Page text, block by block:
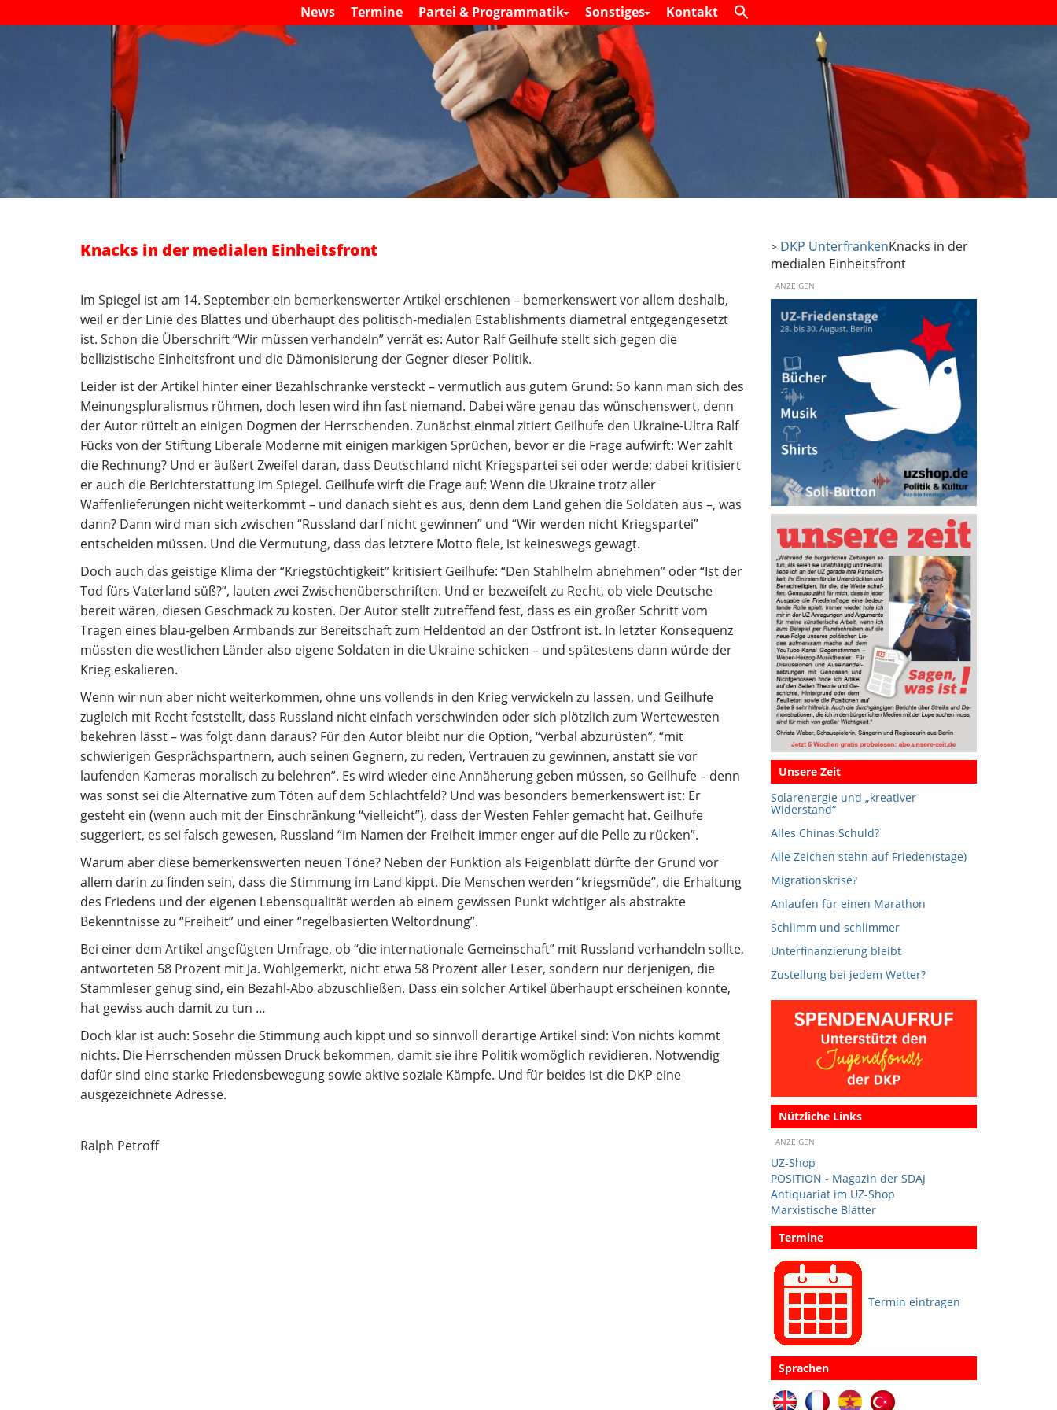
M
a
i
n
m
e
n
u
S
k
i
p
t
o
c
o
n
t
e
n
News Termine Partei & Programmatik Sonstiges Kontakt
Knacks in der medialen Einheitsfront
Im Spiegel ist am 14. September ein bemerkenswerter Artikel erschienen – bemerkenswert vor allem deshalb,
weil er der Linie des Blattes und überhaupt des politisch-medialen Establishments diametral entgegengesetzt
ist. Schon die Überschrift “Wir müssen verhandeln” verrät es: Autor Ralf Geilhufe stellt sich gegen die
bellizistische Einheitsfront und die Dämonisierung der Gegner dieser Politik.
Leider ist der Artikel hinter einer Bezahlschranke versteckt – vermutlich aus gutem Grund: So kann man sich des
Meinungspluralismus rühmen, doch lesen wird ihn fast niemand. Dabei wäre genau das wünschenswert, denn
der Autor rüttelt an einigen Dogmen der Herrschenden. Zunächst einmal zitiert Geilhufe den Ukraine-Ultra Ralf
Fücks von der Stiftung Liberale Moderne mit einigen markigen Sprüchen, bevor er die Frage aufwirft: Wer zahlt
die Rechnung? Und er äußert Zweifel daran, dass Deutschland nicht Kriegspartei sei oder werde; dabei kritisiert
er auch die Berichterstattung im Spiegel. Geilhufe wirft die Frage auf: Wenn die Ukraine trotz aller
Waffenlieferungen nicht weiterkommt – und danach sieht es aus, denn dem Land gehen die Soldaten aus –, was
dann? Dann wird man sich zwischen “Russland darf nicht gewinnen” und “Wir werden nicht Kriegspartei”
entscheiden müssen. Und die Vermutung, dass das letztere Motto fiele, ist keineswegs gewagt.
Doch auch das geistige Klima der “Kriegstüchtigkeit” kritisiert Geilhufe: “Den Stahlhelm abnehmen” oder “Ist der
Tod fürs Vaterland süß?”, lauten zwei Zwischenüberschriften. Und er bezweifelt zu Recht, ob viele Deutsche
bereit wären, diesen Geschmack zu kosten. Der Autor stellt zutreffend fest, dass es ein großer Schritt vom
Tragen eines blau-gelben Armbands zur Bereitschaft zum Heldentod an der Ostfront ist. In letzter Konsequenz
müssten die westlichen Länder also eigene Soldaten in die Ukraine schicken – und spätestens dann würde der
Krieg eskalieren.
Wenn wir nun aber nicht weiterkommen, ohne uns vollends in den Krieg verwickeln zu lassen, und Geilhufe
zugleich mit Recht feststellt, dass Russland nicht einfach verschwinden oder sich plötzlich zum Wertewesten
bekehren lässt – was folgt dann daraus? Für den Autor bleibt nur die Option, “verbal abzurüsten”, “mit
schwierigen Gesprächspartnern, auch seinen Gegnern, zu reden, Vertrauen zu gewinnen, anstatt sie vor
laufenden Kameras moralisch zu belehren”. Es wird wieder eine Annäherung geben müssen, so Geilhufe – denn
was sonst sei die Alternative zum Töten auf dem Schlachtfeld? Und was besonders bemerkenswert ist: Er
gesteht ein (wenn auch mit der Einschränkung “vielleicht”), dass der Westen Fehler gemacht hat. Geilhufe
suggeriert, es sei falsch gewesen, Russland “im Namen der Freiheit immer enger auf die Pelle zu rücken”.
Warum aber diese bemerkenswerten neuen Töne? Neben der Funktion als Feigenblatt dürfte der Grund vor
allem darin zu finden sein, dass die Stimmung im Land kippt. Die Menschen werden “kriegsmüde”, die Erhaltung
des Friedens und der eigenen Lebensqualität werden ab einem gewissen Punkt wichtiger als abstrakte
Bekenntnisse zu “Freiheit” und einer “regelbasierten Weltordnung”.
Bei einer dem Artikel angefügten Umfrage, ob “die internationale Gemeinschaft” mit Russland verhandeln sollte,
antworteten 58 Prozent mit Ja. Wohlgemerkt, nicht etwa 58 Prozent aller Leser, sondern nur derjenigen, die
Stammleser genug sind, ein Bezahl-Abo abzuschließen. Dass ein solcher Artikel überhaupt erscheinen konnte,
hat gewiss auch damit zu tun …
Doch klar ist auch: Sosehr die Stimmung auch kippt und so sinnvoll derartige Artikel sind: Von nichts kommt
nichts. Die Herrschenden müssen Druck bekommen, damit sie ihre Politik womöglich revidieren. Notwendig
dafür sind eine starke Friedensbewegung sowie aktive soziale Kämpfe. Und für beides ist die DKP eine
ausgezeichnete Adresse.
Ralph Petroff
> DKP UnterfrankenKnacks in der
medialen Einheitsfront
ANZEIGEN
Unsere Zeit
Solarenergie und „kreativer
Widerstand“
Alles Chinas Schuld?
Alle Zeichen stehn auf Frieden(stage)
Migrationskrise?
Anlaufen für einen Marathon
Schlimm und schlimmer
Unterfinanzierung bleibt
Zustellung bei jedem Wetter?
Nützliche Links
ANZEIGEN
UZ-Shop
POSITION - Magazin der SDAJ
Antiquariat im UZ-Shop
Marxistische Blätter
Termine
Termin eintragen
Sprachen